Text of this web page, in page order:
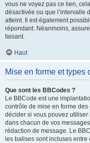
vous ne voyez pas ce lien,
désactivée ou que l’intervalle
atteint. Il est également
répondant. Néanmoins,
faisant.
Haut
Mise en forme et types
Que sont les BBCodes ?
Le BBCode est une
contrôle de mise en forme des
décider si vous pouvez
dans chacun de vos
rédaction de message. Le
les balises sont incluses